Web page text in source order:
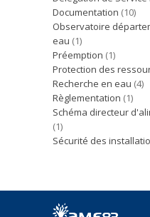
Documentation (10)
Observatoire
eau (1)
Préemption (1)
Protection des
Recherche en eau (4)
Règlementation (1)
Schéma directeur
(1)
Sécurité des